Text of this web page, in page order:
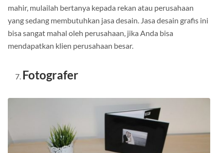
mahir, mulailah bertanya kepada rekan atau perusahaan
yang sedang membutuhkan jasa desain. Jasa desain grafis ini
bisa sangat mahal oleh perusahaan, jika Anda bisa
mendapatkan klien perusahaan besar.
Fotografer